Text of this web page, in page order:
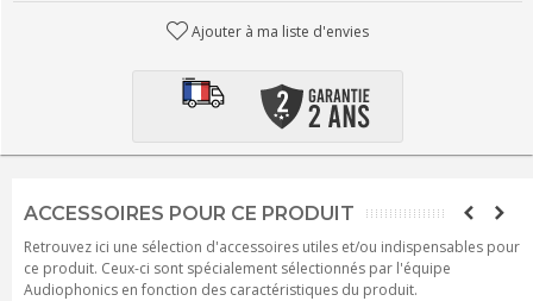
Ajouter à ma liste d'envies
ACCESSOIRES POUR CE PRODUIT
Retrouvez ici une sélection d'accessoires utiles et/ou indispensables pour
ce produit. Ceux-ci sont spécialement sélectionnés par l'équipe
Audiophonics en fonction des caractéristiques du produit.